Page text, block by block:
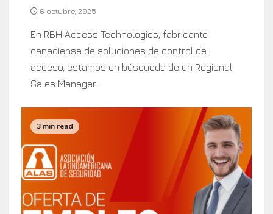
6 octubre, 2025
En RBH Access Technologies, fabricante
canadiense de soluciones de control de
acceso, estamos en búsqueda de un Regional
Sales Manager...
3 min read